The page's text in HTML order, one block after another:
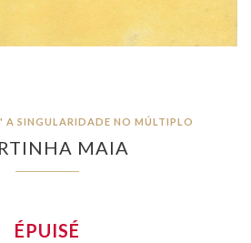
A SINGULARIDADE NO MÚLTIPLO
MAIA
ÉPUISÉ